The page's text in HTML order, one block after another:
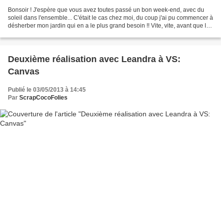
Bonsoir ! J'espère que vous avez toutes passé un bon week-end, avec du
soleil dans l'ensemble... C'était le cas chez moi, du coup j'ai pu commencer à
désherber mon jardin qui en a le plus grand besoin !! Vite, vite, avant que le
Deuxième réalisation avec Leandra à VS:
Canvas
Publié le 03/05/2013 à 14:45
Par ScrapCocoFolies